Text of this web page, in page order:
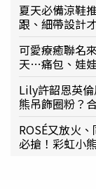
夏天必備涼鞋
跟、細帶設計
可愛療癒聯名
天…痛包、娃
Lily許韶恩英
熊吊飾圈粉？
ROSÉ又放火
必搶！彩虹小